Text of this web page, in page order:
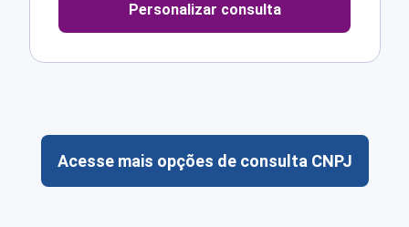
Personalizar consulta
Acesse mais opções de consulta CNPJ